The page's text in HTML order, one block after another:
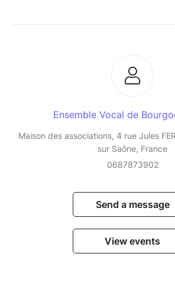
Ensemble Vocal de
Maison des associations, 4 rue Jules
sur Saône, France
0687873902
Send a message
View events